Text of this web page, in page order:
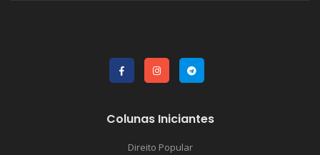
Colunas Iniciantes
Direito Popular